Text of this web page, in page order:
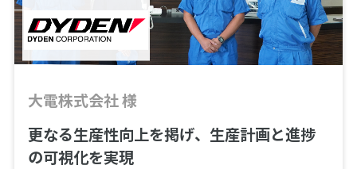
大電株式会社 様
更なる生産性向上を掲げ、生産計画と進捗
の可視化を実現